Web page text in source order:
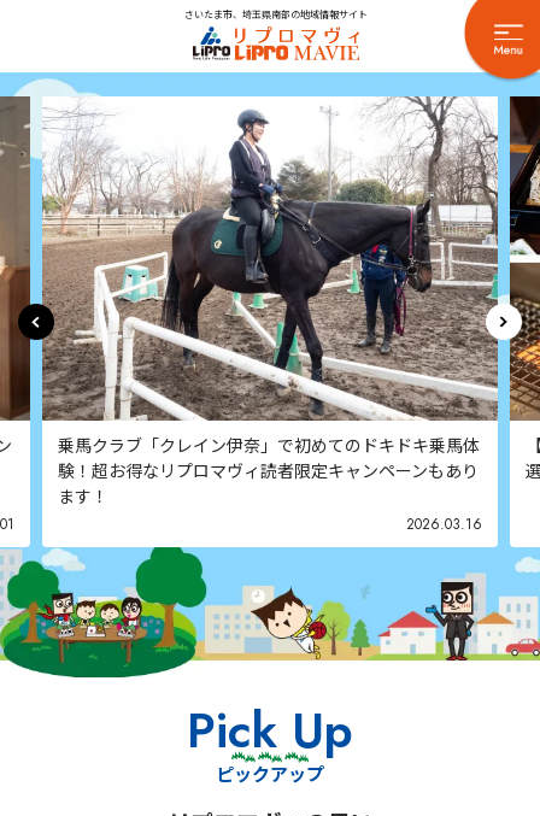
さいたま市、埼玉県南部の地域情報サイト
【2026年版大宮ランチ探訪】食いしん坊ライターが厳
選したお店を紹介します
2025.02.23
Pick Up
ピックアップ